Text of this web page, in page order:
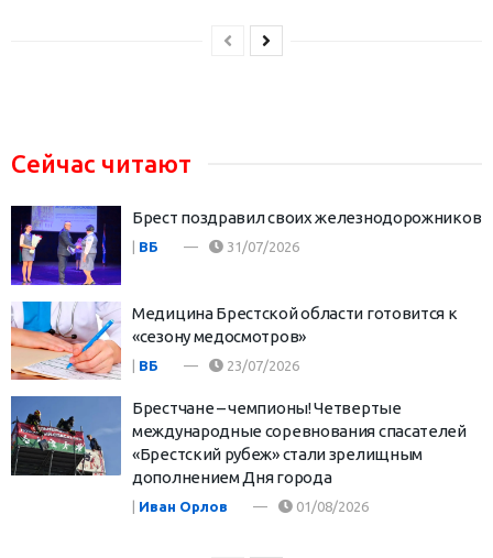
Сейчас читают
Брест поздравил своих железнодорожников
ВБ 31/07/2026
Медицина Брестской области готовится к
«сезону медосмотров»
| ВБ 23/07/2026
Брестчане – чемпионы! Четвертые
международные соревнования спасателей
«Брестский рубеж» стали зрелищным
дополнением Дня города
Иван Орлов 01/08/2026